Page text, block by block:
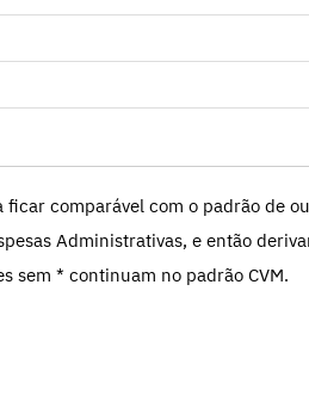
comparável com o padrão de
Administrativas, e então
sem * continuam no padrão CVM.